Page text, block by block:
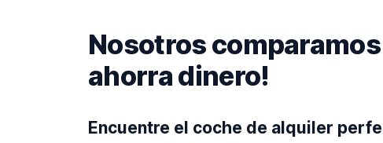
Nosotros
ahorra dinero!
Encuentre el coche de alquiler